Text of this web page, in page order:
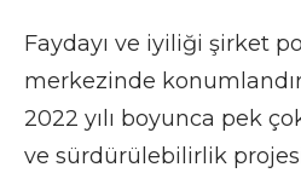
Faydayı ve iyiliği şirket
merkezinde
2022 yılı boyunca pek
ve sürdürülebilirlik